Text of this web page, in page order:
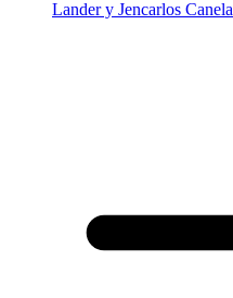
Lander y Jencarlos Canela